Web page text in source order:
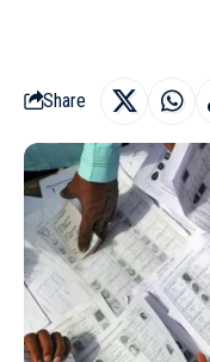
Share